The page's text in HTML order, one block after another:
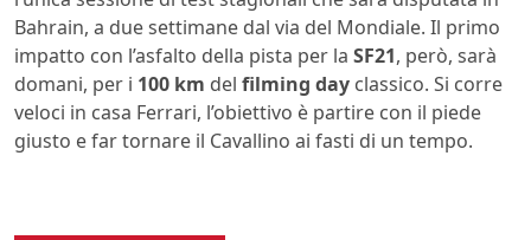
Bahrain, a due settimane dal via del Mondiale. Il primo
impatto con l’asfalto della pista per la SF21, però, sarà
domani, per i 100 km del filming day classico. Si corre
veloci in casa Ferrari, l’obiettivo è partire con il piede
giusto e far tornare il Cavallino ai fasti di un tempo.